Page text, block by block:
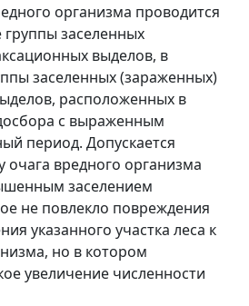
организма проводится
заселенных
выделов, в
заселенных (зараженных)
расположенных в
с выраженным
период. Допускается
очага вредного организма
заселением
не повлекло повреждения
указанного участка леса к
но в котором
увеличение численности